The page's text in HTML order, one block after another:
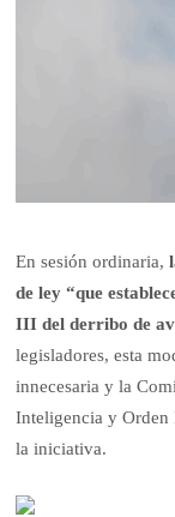
En sesión ordinaria,
de ley “que
III del derribo de
legisladores, esta
innecesaria y la
Inteligencia y Orden
la iniciativa.